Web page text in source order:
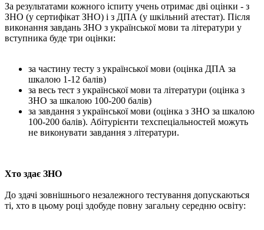
За результатами кожного іспиту учень отримає дві оцінки - з
ЗНО (у сертифікат ЗНО) і з ДПА (у шкільний атестат). Після
виконання завдань ЗНО з української мови та літератури у
вступника буде три оцінки:
за частину тесту з української мови (оцінка ДПА за
шкалою 1-12 балів)
за весь тест з української мови та літератури (оцінка з
ЗНО за шкалою 100-200 балів)
за завдання з української мови (оцінка з ЗНО за шкалою
100-200 балів). Абітурієнти техспеціальностей можуть
не виконувати завдання з літератури.
Хто здає ЗНО
До здачі зовнішнього незалежного тестування допускаються
ті, хто в цьому році здобуде повну загальну середню освіту: